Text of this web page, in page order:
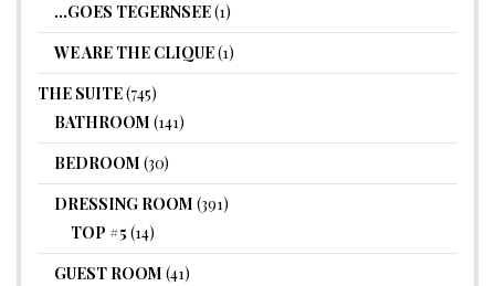
…GOES TEGERNSEE(1)
WE ARE THE CLIQUE(1)
THE SUITE(745)
BATHROOM (141)
BEDROOM (30)
DRESSING ROOM (391)
TOP #5 (14)
GUEST ROOM (41)